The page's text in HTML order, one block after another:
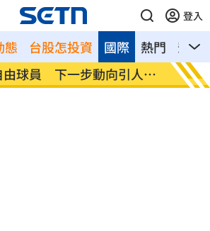
登入
態 台股怎投資 熱門 影音
國際
由球員 下一步動向引人關
米蘭
動